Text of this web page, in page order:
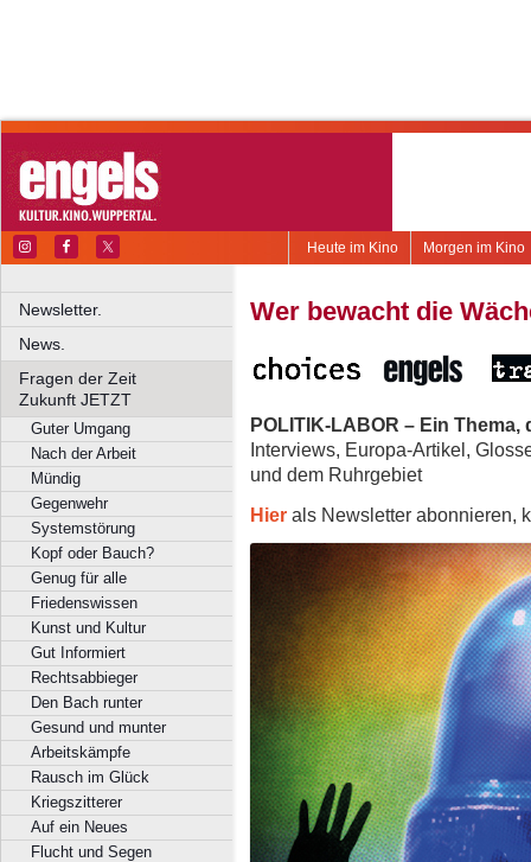
Morgen im Kino
Heute im Kino
Newsletter.
News.
Fragen der Zeit
Zukunft JETZT
Guter Umgang
Nach der Arbeit
Mündig
Gegenwehr
Systemstörung
Kopf oder Bauch?
Genug für alle
Friedenswissen
Kunst und Kultur
Gut Informiert
Rechtsabbieger
Den Bach runter
Gesund und munter
Arbeitskämpfe
Rausch im Glück
Kriegszitterer
Auf ein Neues
Flucht und Segen
Wer bewacht die
POLITIK-LABOR – Ein
Interviews, Europa-Artikel,
und dem Ruhrgebiet
Hier als Newsletter abonnieren,